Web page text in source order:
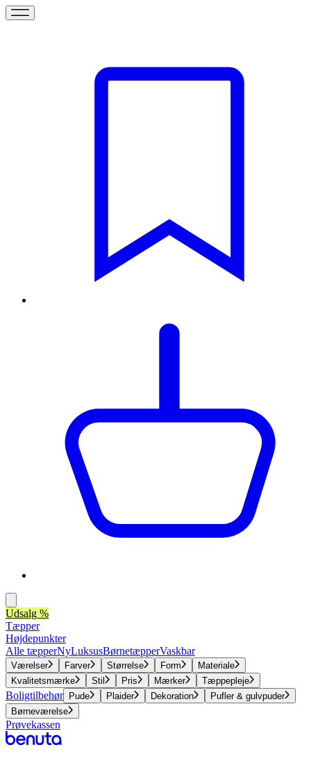
Udsalg %
Tæpper
Højdepunkter
Alle tæpperNyLuksusBørnetæpperVaskbar
Værelser Farver Størrelse Form
Materiale
Kvalitetsmærke
Stil Pris Mærker Tæppepleje
Boligtilbehør Pude Plaider Dekoration
Pufler & gulvpuder
Børneværelse
Prøvekassen